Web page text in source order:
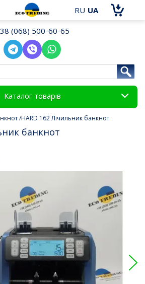
RU UA
(068) 500-60-65
Каталог товарів
HARD 162 Лічильник банкнот
банкнот